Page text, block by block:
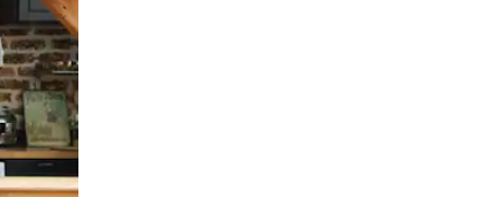
εξερευνήσετε με την αφή ή να τη σύρετε με τα δάχτυλα.